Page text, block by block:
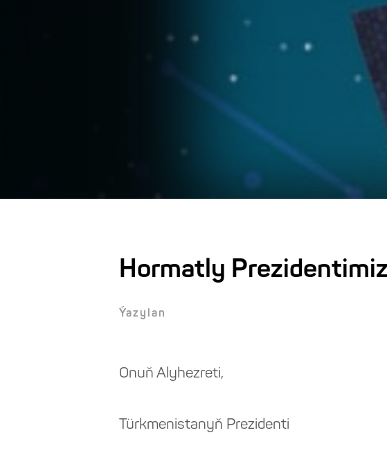
Hormatly
Ýazylan
Onuň Alyhezreti,
Türkmenistanyň Prezidenti